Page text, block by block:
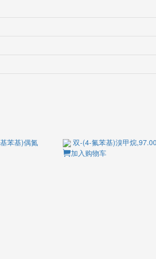
基)偶氮
双-(4-氟苯基)溴甲烷,97.00%
加入购物车